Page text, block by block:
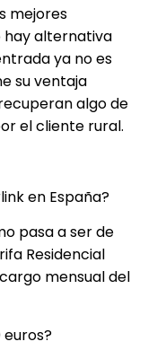
mejores
hay alternativa
ya no es
su ventaja
algo de
el cliente rural.
en España?
pasa a ser de
Residencial
mensual del
euros?